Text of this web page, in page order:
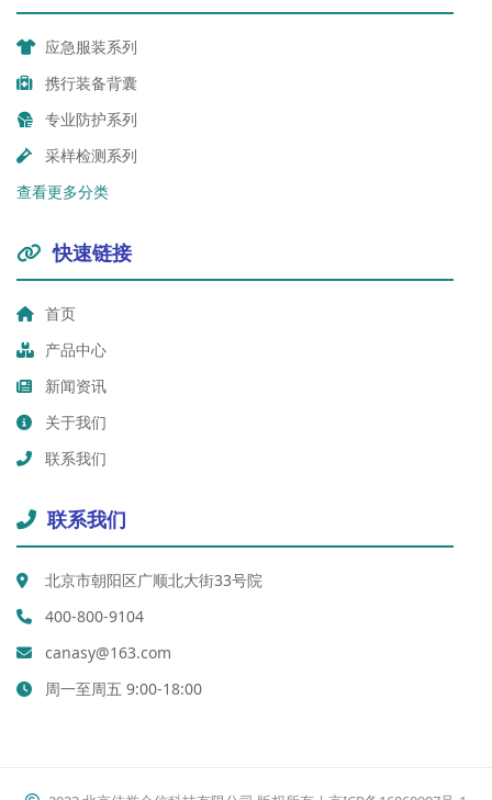
应急服装系列
携行装备背囊
专业防护系列
采样检测系列
查看更多分类
快速链接
首页
产品中心
新闻资讯
关于我们
联系我们
联系我们
北京市朝阳区广顺北大街33号院
400-800-9104
canasy@163.com
周一至周五 9:00-18:00